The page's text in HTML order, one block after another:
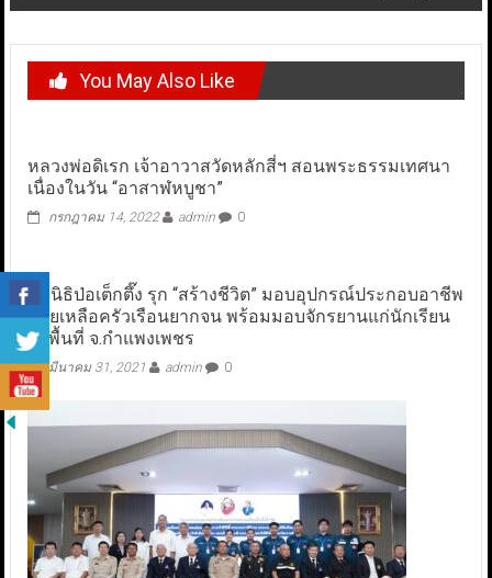
You May Also Like
หลวงพ่อดิเรก เจ้าอาวาสวัดหลักสี่ฯ สอนพระธรรมเทศนา
เนื่องในวัน “อาสาฬหบูชา”
กรกฎาคม 14, 2022 admin 0
มูลนิธิป่อเต็กตึ๊ง รุก “สร้างชีวิต” มอบอุปกรณ์ประกอบอาชีพ
ช่วยเหลือครัวเรือนยากจน พร้อมมอบจักรยานแก่นักเรียน
ในพื้นที่ จ.กำแพงเพชร
มีนาคม 31, 2021 admin 0